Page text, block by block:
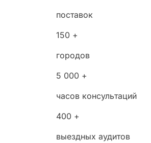
поставок
150 +
городов
5 000 +
часов консультаций
400 +
выездных аудитов